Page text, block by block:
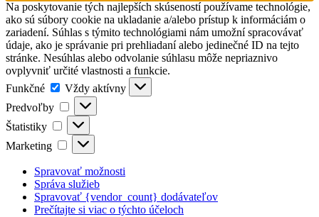
Na poskytovanie tých najlepších skúseností používame technológie,
ako sú súbory cookie na ukladanie a/alebo prístup k informáciám o
zariadení. Súhlas s týmito technológiami nám umožní spracovávať
údaje, ako je správanie pri prehliadaní alebo jedinečné ID na tejto
stránke. Nesúhlas alebo odvolanie súhlasu môže nepriaznivo
ovplyvniť určité vlastnosti a funkcie.
Funkčné
Funkčné
Vždy aktívny
Predvoľby
Predvoľby
Štatistiky Štatistiky
Marketing Marketing
Spravovať možnosti
Správa služieb
Spravovať {vendor_count} dodávateľov
Prečítajte si viac o týchto účeloch